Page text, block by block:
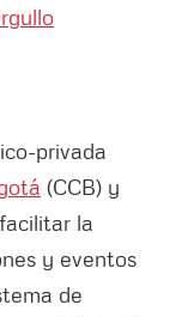
privada
(CCB) y
la
y eventos
de